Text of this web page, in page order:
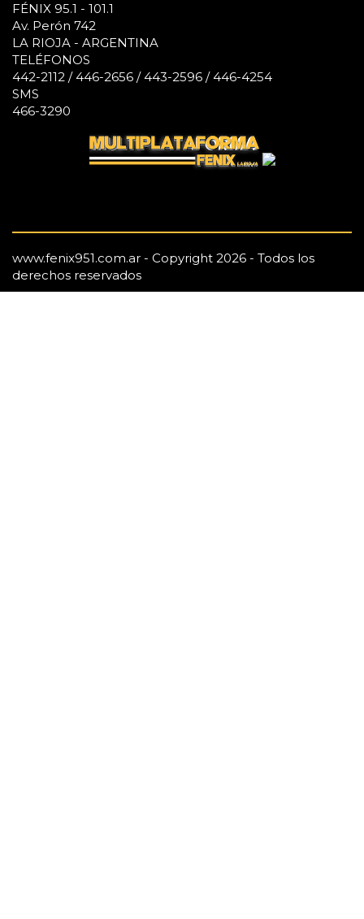
FÉNIX 95.1 - 101.1
Av. Perón 742
LA RIOJA - ARGENTINA
TELÉFONOS
442-2112 / 446-2656 / 443-2596 / 446-4254
SMS
466-3290
www.fenix951.com.ar - Copyright 2026 - Todos los
derechos reservados